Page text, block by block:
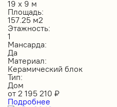
19 х 9 м
Площадь:
157.25 м2
Этажность:
1
Мансарда:
Да
Материал:
Керамический блок
Тип:
Дом
от 2 195 210 ₽
Подробнее